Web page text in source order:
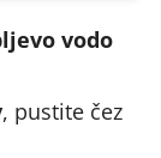
vodo
, pustite čez